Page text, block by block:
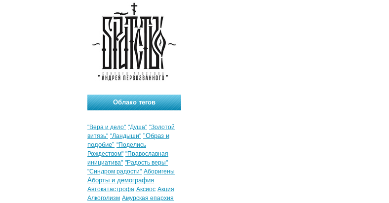
Облако тегов
"Вера и дело" "Душа" "Золотой
витязь" "Ландыши" "Образ и
подобие" "Поделись
Рождеством" "Православная
инициатива" "Радость веры"
"Синдром радости" Аборигены
Аборты и демография
Автокатастрофа Аксиос Акция
Алкоголизм Амурская епархия